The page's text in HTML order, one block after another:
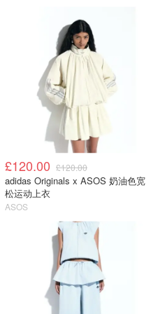
£120.00 £120.00
adidas Originals x ASOS 奶油色宽
松运动上衣
ASOS